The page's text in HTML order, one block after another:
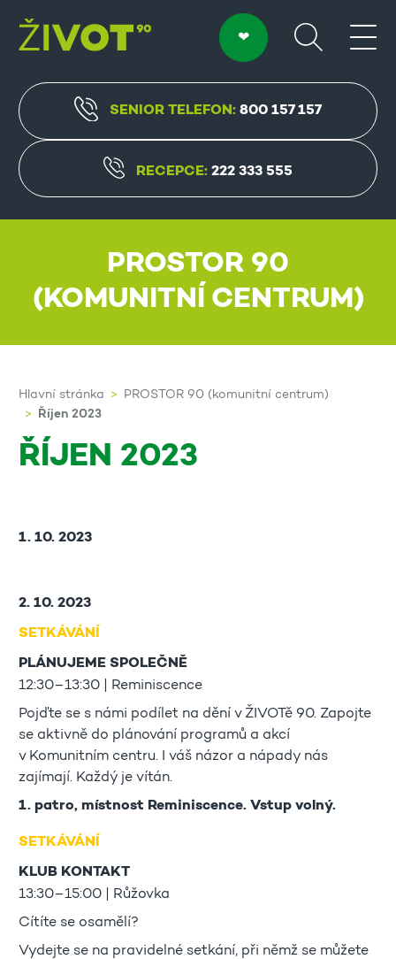
SENIOR TELEFON:800 157 157
RECEPCE:222 333 555
PROSTOR 90
(KOMUNITNÍ CENTRUM)
Hlavní stránka PROSTOR 90 (komunitní centrum)
Říjen 2023
ŘÍJEN 2023
1. 10. 2023
2. 10. 2023
SETKÁVÁNÍ
PLÁNUJEME SPOLEČNĚ
12:30–13:30 | Reminiscence
Pojďte se s námi podílet na dění v ŽIVOTě 90. Zapojte
se aktivně do plánování programů a akcí
v Komunitním centru. I váš názor a nápady nás
zajímají. Každý je vítán.
1. patro, místnost Reminiscence. Vstup volný.
SETKÁVÁNÍ
KLUB KONTAKT
13:30–15:00 | Růžovka
Cítíte se osamělí?
Vydejte se na pravidelné setkání, při němž se můžete